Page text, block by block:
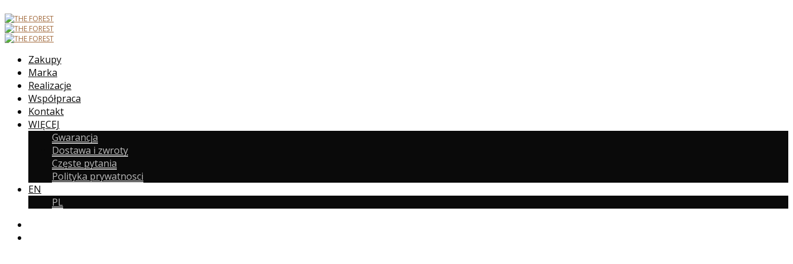
Zakupy
Marka
Realizacje
Współpraca
Kontakt
WIĘCEJ
Gwarancja
Dostawa i zwroty
Częste pytania
Polityka prywatnosci
EN
PL